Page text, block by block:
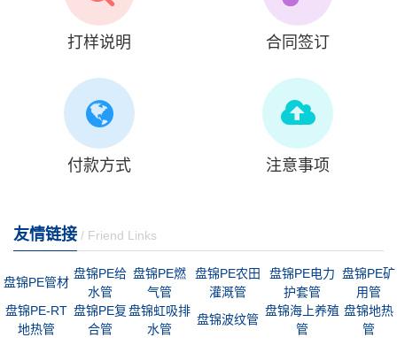
打样说明 合同签订
付款方式 注意事项
友情链接 / Friend Links
盘锦PE管材
盘锦PE给
水管
盘锦PE燃
气管
盘锦PE农田
灌溉管
盘锦PE电力
护套管
盘锦PE矿
用管
盘锦PE-RT
地热管
盘锦PE复
合管
盘锦虹吸排
水管
盘锦波纹管
盘锦海上养殖
管
盘锦地热
管